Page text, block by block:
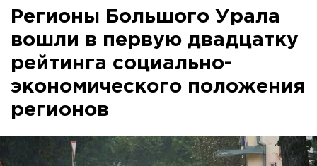
Регионы Большого Урала
вошли в первую двадцатку
рейтинга социально-
экономического положения
регионов